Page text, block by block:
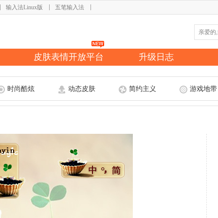
输入法Linux版 五笔输入法
皮肤表情开放平台 升级日志
时尚酷炫 动态皮肤 简约主义 游戏地带